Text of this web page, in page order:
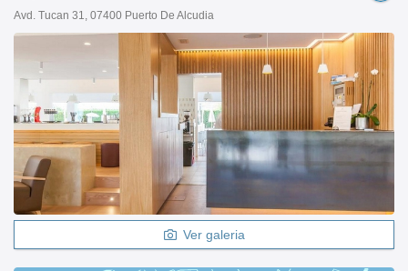
Avd. Tucan 31, 07400 Puerto De Alcudia
Ver galeria